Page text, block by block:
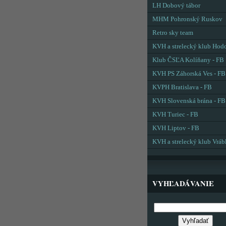
LH Dobový tábor
MHM Pohronský Ruskov
Retro sky team
KVH a strelecký klub
Klub ČSĽA Kolíňany - FB
KVH PS Záhorská Ves - FB
KVPH Bratislava - FB
KVH Slovenská brána - FB
KVH Turiec - FB
KVH Liptov - FB
KVH a strelecký klub
VYHĽADÁVANIE